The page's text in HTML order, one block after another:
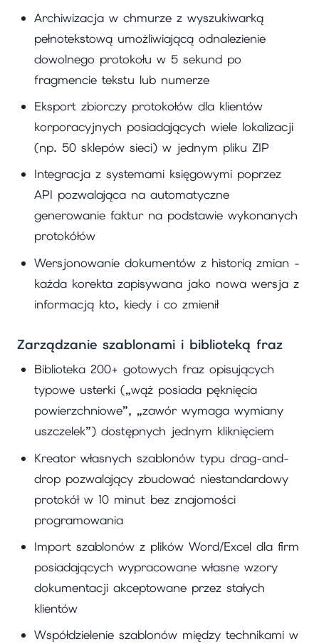
Archiwizacja w chmurze z wyszukiwarką
pełnotekstową umożliwiającą odnalezienie
dowolnego protokołu w 5 sekund po
fragmencie tekstu lub numerze
Eksport zbiorczy protokołów dla klientów
korporacyjnych posiadających wiele lokalizacji
(np. 50 sklepów sieci) w jednym pliku ZIP
Integracja z systemami księgowymi poprzez
API pozwalająca na automatyczne
generowanie faktur na podstawie wykonanych
protokółów
Wersjonowanie dokumentów z historią zmian -
każda korekta zapisywana jako nowa wersja z
informacją kto, kiedy i co zmienił
Zarządzanie szablonami i biblioteką fraz
Biblioteka 200+ gotowych fraz opisujących
typowe usterki („wąż posiada pęknięcia
powierzchniowe”, „zawór wymaga wymiany
uszczelek”) dostępnych jednym kliknięciem
Kreator własnych szablonów typu drag-and-
drop pozwalający zbudować niestandardowy
protokół w 10 minut bez znajomości
programowania
Import szablonów z plików Word/Excel dla firm
posiadających wypracowane własne wzory
dokumentacji akceptowane przez stałych
klientów
Współdzielenie szablonów między technikami w